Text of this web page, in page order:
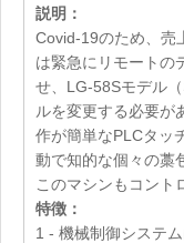
説明：
Covid-19のため、売
は緊急にリモートの
せ、LG-58Sモデル
ルを変更する必要が
作が簡単なPLCタッ
動で知的な個々の藁
このマシンもコント
特徴：
1 - 機械制御システ